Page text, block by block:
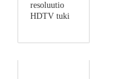
resoluutio
HDTV tuki